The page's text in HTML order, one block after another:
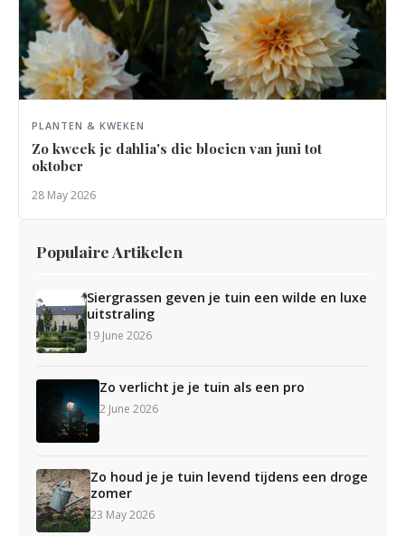
PLANTEN & KWEKEN
Zo kweek je dahlia's die bloeien van juni tot
oktober
28 May 2026
Populaire Artikelen
Siergrassen geven je tuin een wilde en luxe
uitstraling
19 June 2026
Zo verlicht je je tuin als een pro
2 June 2026
Zo houd je je tuin levend tijdens een droge
zomer
23 May 2026